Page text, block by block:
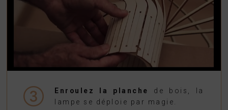
Enroulez la planche
de bois, la
lampe se déploie par magie.